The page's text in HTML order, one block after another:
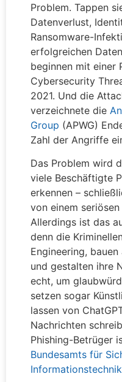
Problem. Tappen
Datenverlust,
Ransomware-
erfolgreichen
beginnen mit einer
Cybersecurity
2021. Und die
verzeichnete die
Group (APWG)
Zahl der Angriffe
Das Problem wird
viele Beschäftigte
erkennen –
von einem
Allerdings ist das
denn die
Engineering,
und gestalten ihre
echt, um
setzen sogar
lassen von
Nachrichten
Phishing-Betrüger
Bundesamts für
Informationstechnik